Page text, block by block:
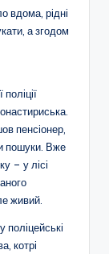
вдома, рідні
а згодом
пенсіонер,
пошуки. Вже
– у лісі
живий.
поліцейські
котрі